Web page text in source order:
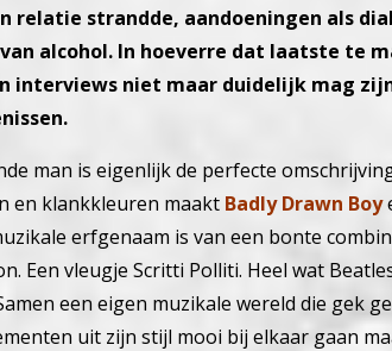
relatie strandde, aandoeningen als
alcohol. In hoeverre dat laatste te
interviews niet maar duidelijk mag
man is eigenlijk de perfecte
en klankkleuren maakt Badly Drawn Boy
erfgenaam is van een bonte
Een vleugje Scritti Polliti. Heel wat
een eigen muzikale wereld die gek
uit zijn stijl mooi bij elkaar gaan